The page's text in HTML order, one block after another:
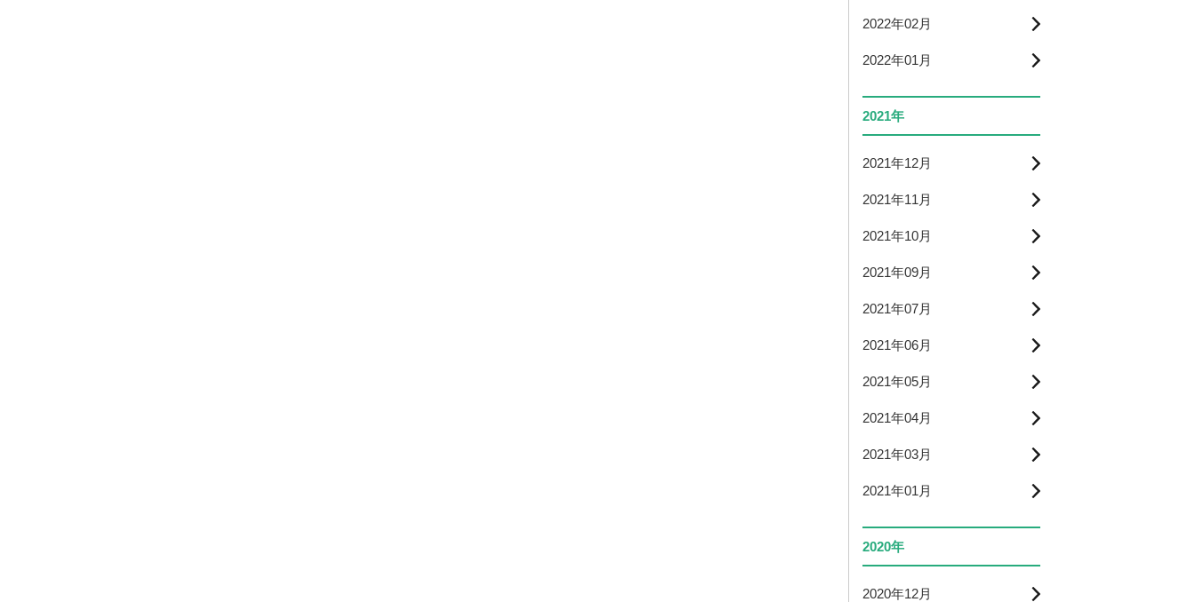
2022年02月
2022年01月
2021年
2021年12月
2021年11月
2021年10月
2021年09月
2021年07月
2021年06月
2021年05月
2021年04月
2021年03月
2021年01月
2020年
2020年12月